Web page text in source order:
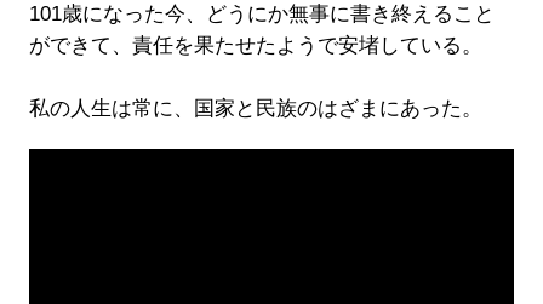
101歳になった今、どうにか無事に書き終えること
ができて、責任を果たせたようで安堵している。
私の人生は常に、国家と民族のはざまにあった。